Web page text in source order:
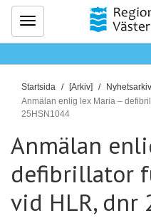
Meny
D
u
ä
h
ä
r
:
Startsida [Arkiv]
Nyhetsarkiv
Anmälan enlig lex Maria –
25HSN1044
Anmälan
defibrillator
vid HLR, dnr